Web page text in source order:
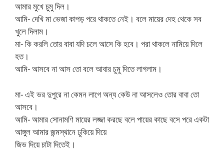
আমার মুখে চুমু দিল।
আমি- দেখি মা ভেজা কাপড় পরে থাকতে নেই। বলে মায়ের দেহ থেকে সব
খুলে দিলাম।
মা- কি করলি তোর বাবা যদি চলে আসে কি হবে। পরা থাকলে নামিয়ে দিলে
হত।
আমি- আসবে না আস তো বলে আবার চুমু দিতে লাগলাম।
মা- এই ভর দুপুরে না কেমন লাগে অন্য কেউ না আসলেও তোর বাবা তো
আসবে।
আমি- আমার সোনামণি মায়ের লজ্জা করছে বলে পায়ের কাছে বসে পরে একটা
আঙ্গুল আমার জন্মস্থানে ঢুকিয়ে দিয়ে
জিভ দিয়ে চাটা দিতেই।